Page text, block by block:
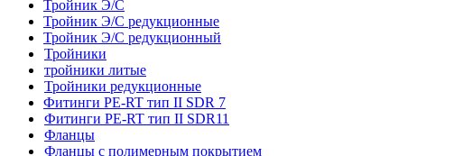
Тройник Э/С
Тройник Э/С редукционные
Тройник Э/С редукционный
Тройники
тройники литые
Тройники редукционные
Фитинги PE-RT тип II SDR 7
Фитинги PE-RT тип II SDR11
Фланцы
Фланцы с полимерным покрытием